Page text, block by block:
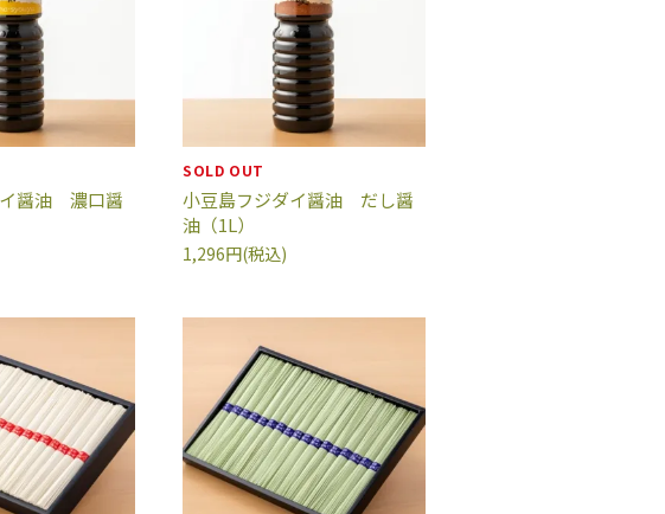
醤油 濃口醤
SOLD OUT
小豆島フジダイ醤油 だし醤
油（1L）
1,296円(税込)